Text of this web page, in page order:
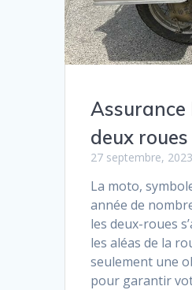
deux roues
27 septembre, 2023
La moto,
année de
les deux-roues
les aléas de la
seulement une
pour garantir